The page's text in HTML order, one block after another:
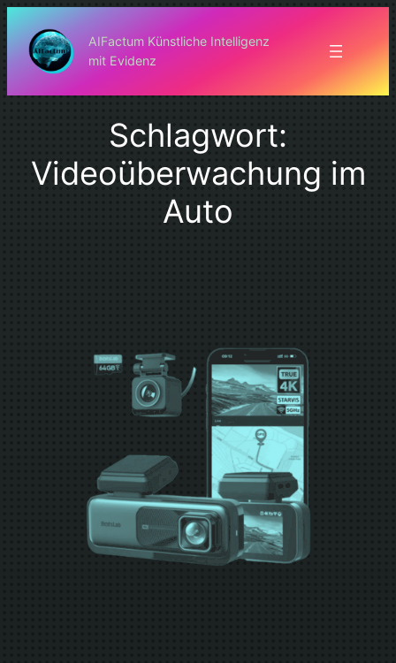
Inhalt
springen
AIFactum Künstliche Intelligenz
mit Evidenz
Schlagwort:
Videoüberwachung im
Auto